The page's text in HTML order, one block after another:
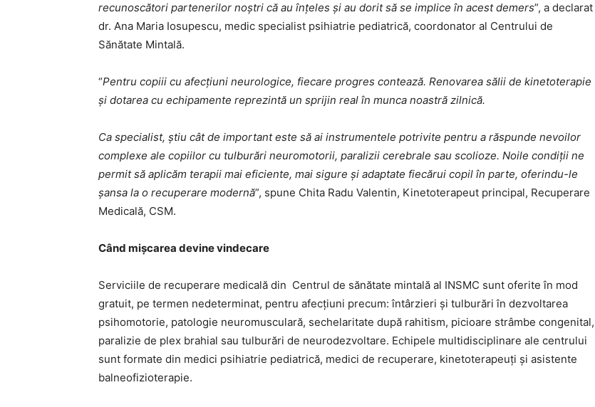
recunoscători partenerilor noștri că au înțeles și au dorit să se implice în acest demers”, a declarat
dr. Ana Maria Iosupescu, medic specialist psihiatrie pediatrică, coordonator al Centrului de
Sănătate Mintală.
“Pentru copiii cu afecțiuni neurologice, fiecare progres contează. Renovarea sălii de kinetoterapie
și dotarea cu echipamente reprezintă un sprijin real în munca noastră zilnică.
Ca specialist, știu cât de important este să ai instrumentele potrivite pentru a răspunde nevoilor
complexe ale copiilor cu tulburări neuromotorii, paralizii cerebrale sau scolioze. Noile condiții ne
permit să aplicăm terapii mai eficiente, mai sigure și adaptate fiecărui copil în parte, oferindu-le
șansa la o recuperare modernă”, spune Chita Radu Valentin, Kinetoterapeut principal, Recuperare
Medicală, CSM.
Când mișcarea devine vindecare
Serviciile de recuperare medicală din Centrul de sănătate mintală al INSMC sunt oferite în mod
gratuit, pe termen nedeterminat, pentru afecțiuni precum: întârzieri și tulburări în dezvoltarea
psihomotorie, patologie neuromusculară, sechelaritate după rahitism, picioare strâmbe congenital,
paralizie de plex brahial sau tulburări de neurodezvoltare. Echipele multidisciplinare ale centrului
sunt formate din medici psihiatrie pediatrică, medici de recuperare, kinetoterapeuţi și asistente
balneofizioterapie.